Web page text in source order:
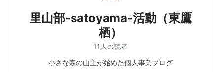
里山部-satoyama-活動（東鷹
栖）
11人の読者
小さな森の山主が始めた個人事業ブログ